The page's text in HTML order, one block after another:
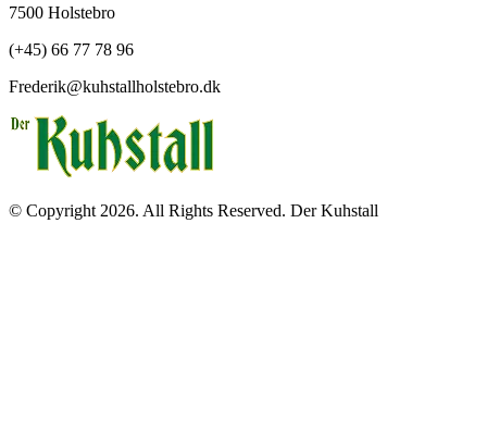
7500 Holstebro
(+45) 66 77 78 96
Frederik@kuhstallholstebro.dk
© Copyright 2026. All Rights Reserved. Der Kuhstall